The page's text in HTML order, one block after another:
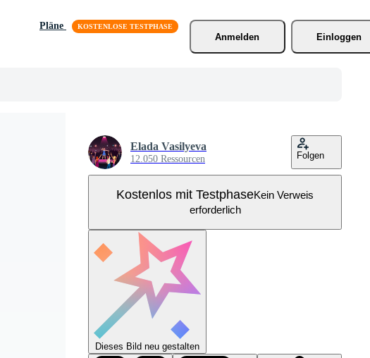
Pläne
Anmelden
Einloggen
Elada Vasilyeva
12.050 Ressourcen Folgen
Kostenlos mit TestphaseKein Verweis
erforderlich
Dieses Bild neu gestalten